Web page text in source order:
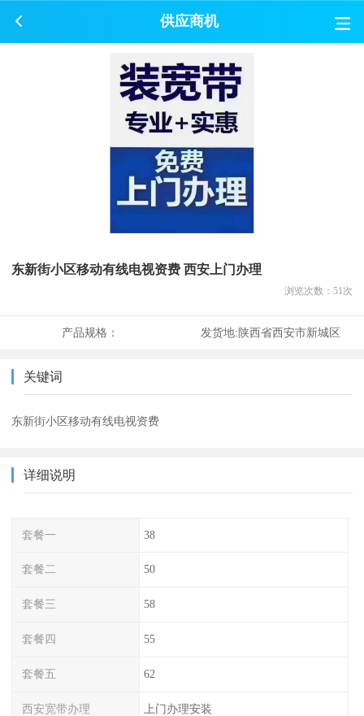
供应商机
东新街小区移动有线电视资费 西安上门办理
浏览次数： 51 次
产品规格： 发货地:陕西省西安市新城区
关键词
东新街小区移动有线电视资费
详细说明
套餐一 38
套餐二 50
套餐三 58
套餐四 55
套餐五 62
西安宽带办理 上门办理安装